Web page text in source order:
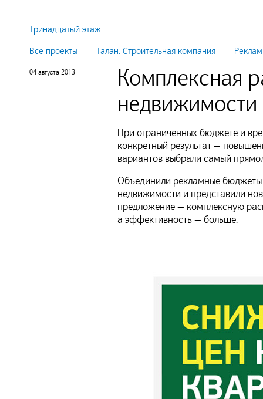
Тринадцатый этаж
Все проекты
Талан. Строительная компания
04 августа 2013
Комплексная
недвижимости
При ограниченных бюджете и
конкретный результат —
вариантов выбрали самый
Объединили рекламные бюджеты
недвижимости и представили
предложение — комплексную
а эффективность — больше.